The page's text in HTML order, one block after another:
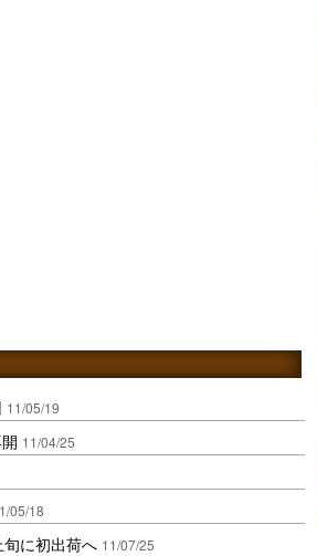
11/05/19
11/04/25
05/18
に初出荷へ 11/07/25